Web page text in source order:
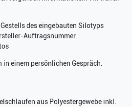
des eingebauten Silotyps
Auftragsnummer
einem persönlichen Gespräch.
aus Polyestergewebe inkl.